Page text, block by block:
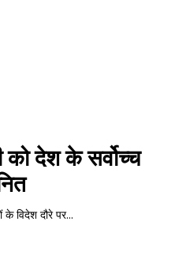
को देश के सर्वोच्च
के विदेश दौरे पर...